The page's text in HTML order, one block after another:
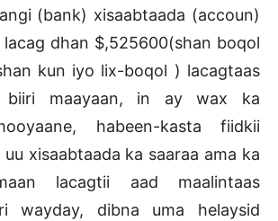
(bank) xisaabtaada (accoun)
lacag dhan $,525600(shan boqol
kun iyo lix-boqol ) lacagtaas
biiri maayaan, in ay wax ka
habeen-kasta fiidkii
xisaabtaada ka saaraa ama ka
lacagtii aad maalintaas
wayday, dibna uma helaysid